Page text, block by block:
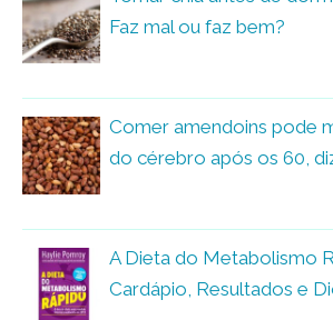
Faz mal ou faz bem?
Comer amendoins pode
do cérebro após os 60,
A Dieta do Metabolismo
Cardápio, Resultados e